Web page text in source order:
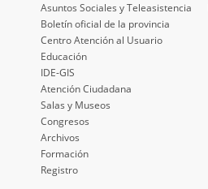
Asuntos Sociales y Teleasistencia
Boletín oficial de la provincia
Centro Atención al Usuario
Educación
IDE-GIS
Atención Ciudadana
Salas y Museos
Congresos
Archivos
Formación
Registro